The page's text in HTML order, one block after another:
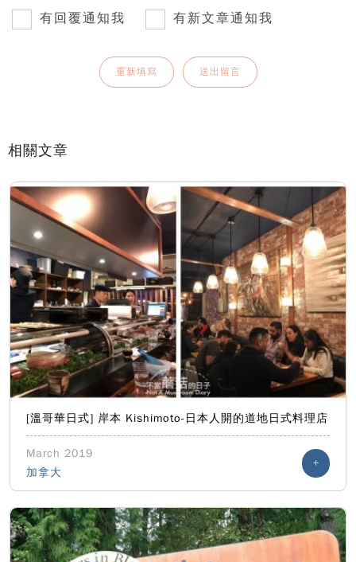
有回覆通知我 有新文章通知我
相關文章
[溫哥華日式] 岸本 Kishimoto-日本人開的道地日式料理店
March 2019
加拿大
+